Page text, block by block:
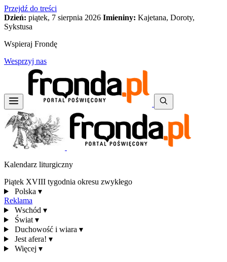
Przejdź do treści
Dzień: piątek, 7 sierpnia 2026 Imieniny: Kajetana, Doroty,
Sykstusa
Wspieraj Frondę
Wesprzyj nas
Kalendarz liturgiczny
Piątek XVIII tygodnia okresu zwykłego
Polska ▾
Reklama
Wschód ▾
Świat ▾
Duchowość i wiara ▾
Jest afera! ▾
Więcej ▾